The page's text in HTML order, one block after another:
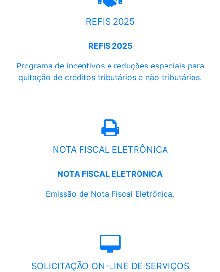
REFIS 2025
REFIS 2025
Programa de incentivos e reduções especiais para
quitação de créditos tributários e não tributários.
NOTA FISCAL ELETRÔNICA
NOTA FISCAL ELETRÔNICA
Emissão de Nota Fiscal Eletrônica.
SOLICITAÇÃO ON-LINE DE SERVIÇOS